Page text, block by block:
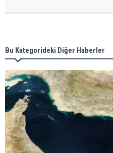
Bu Kategorideki Diğer Haberler